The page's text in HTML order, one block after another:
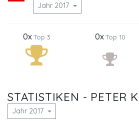
Jahr 2017
0xTop 3 0xTop 10
STATISTIKEN - PETER
Jahr 2017